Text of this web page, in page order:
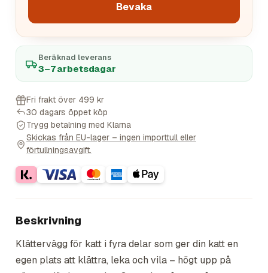
Bevaka
Beräknad leverans
3–7 arbetsdagar
Fri frakt över 499 kr
30 dagars öppet köp
Trygg betalning med Klarna
Skickas från EU-lager – ingen importtull eller
förtullningsavgift.
Beskrivning
Klättervägg för katt i fyra delar som ger din katt en
egen plats att klättra, leka och vila – högt upp på